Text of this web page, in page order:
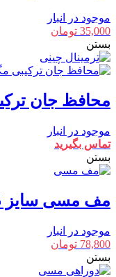
موجود در انبار
35,000 تومان
بستن
محافظ جان ترکیبی 63 آمپر
موجود در انبار
تماس بگیرید
بستن
مف مسی سایز 25
موجود در انبار
78,800 تومان
بستن